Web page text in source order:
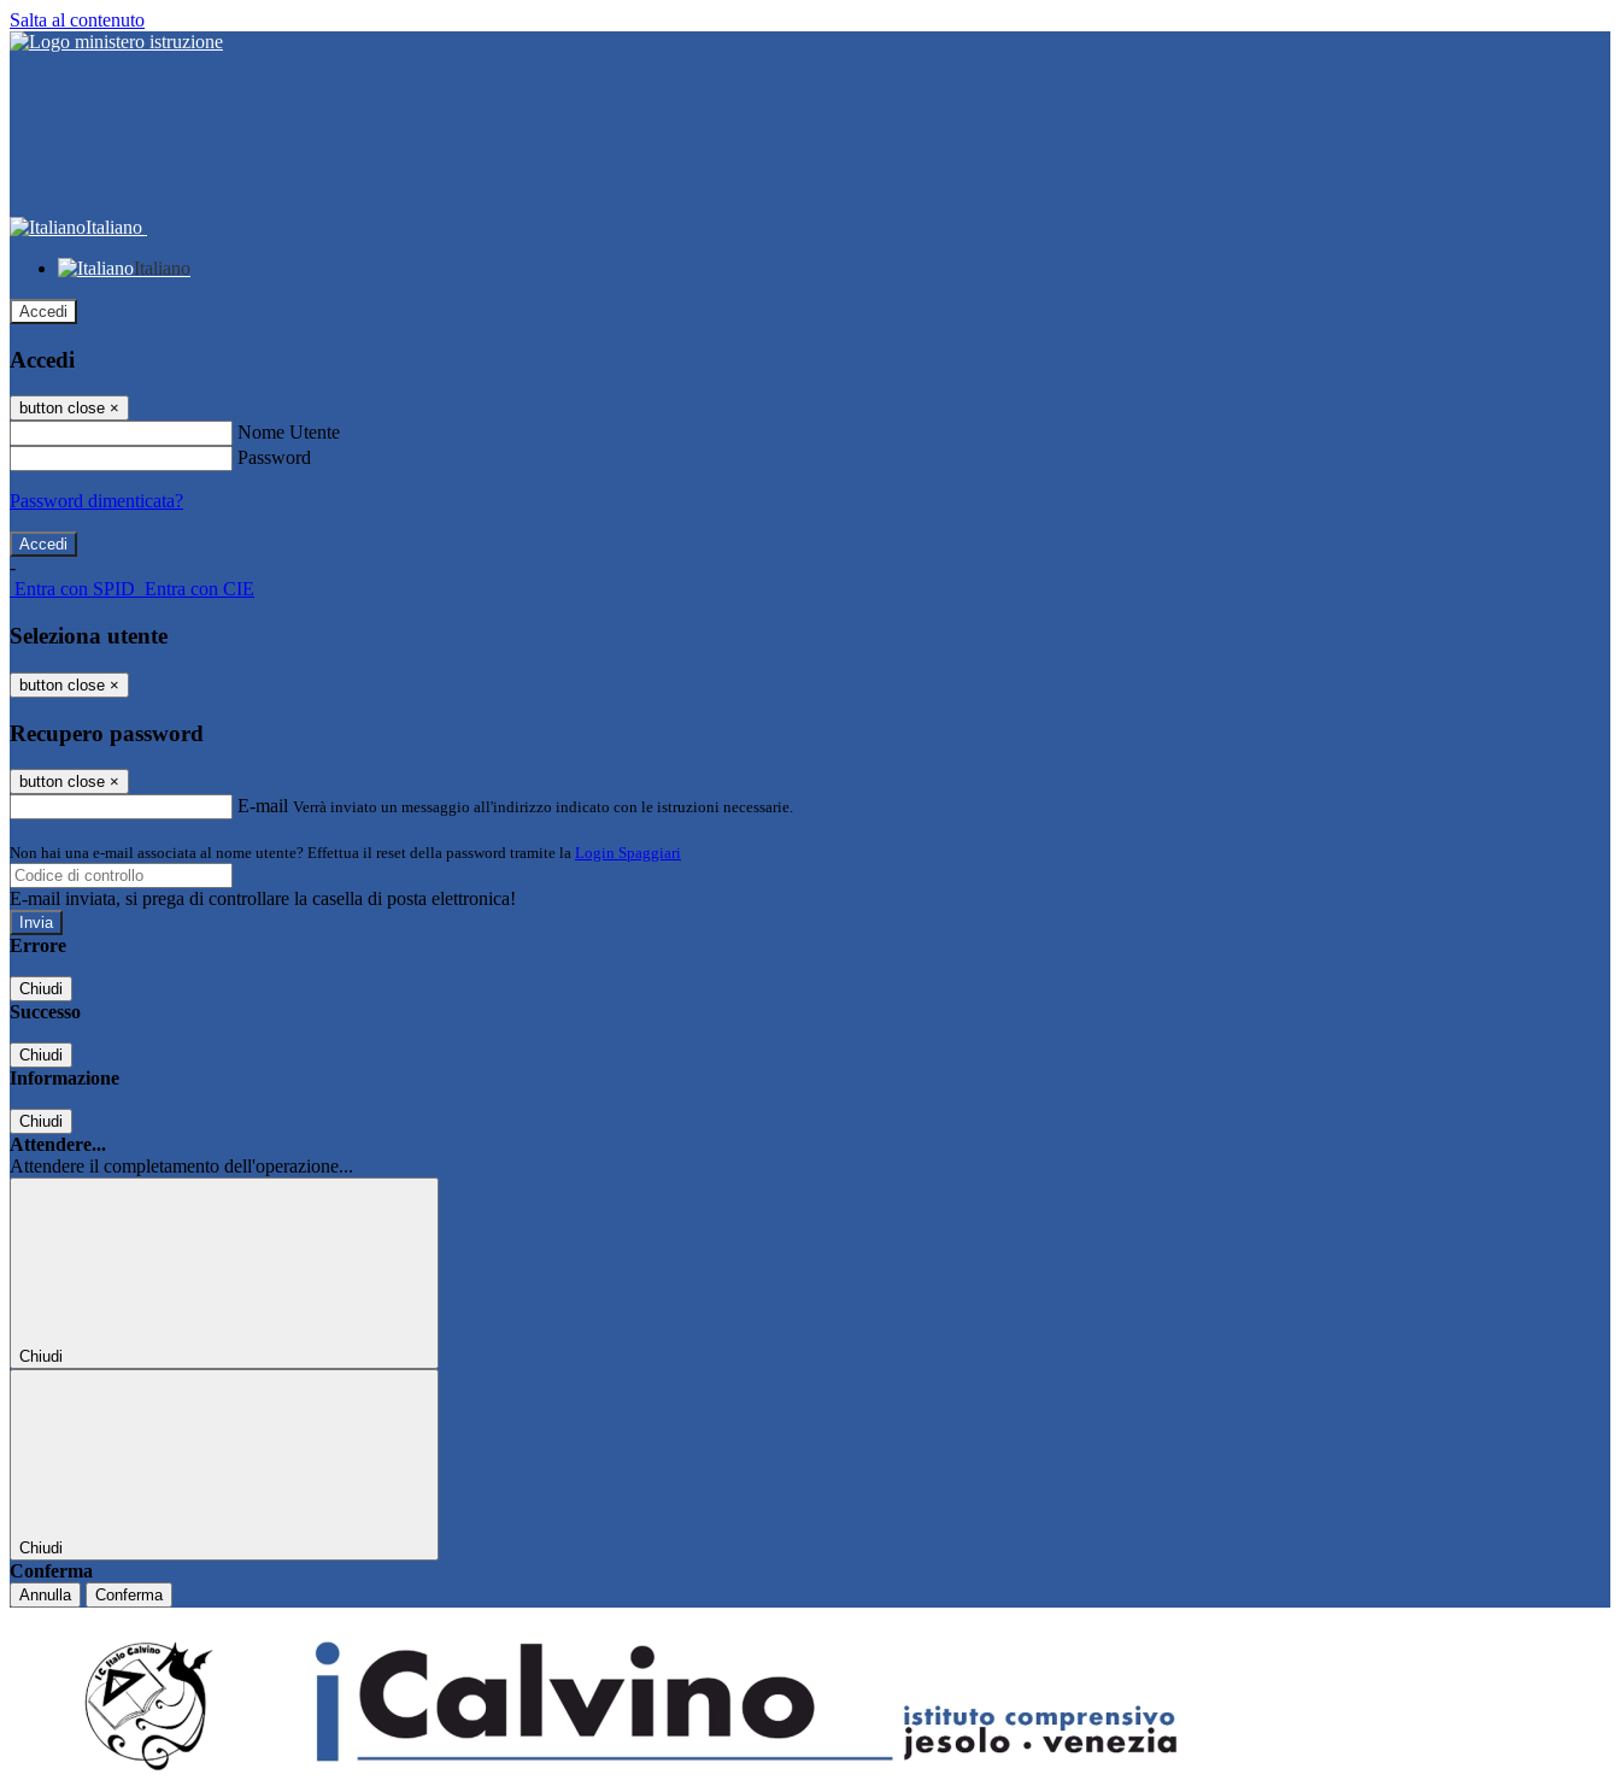
Salta al contenuto
Italiano
Italiano
Accedi
Accedi
button close ×
Nome Utente
Password
Password dimenticata?
-
Entra con SPID Entra con CIE
Seleziona utente
button close ×
Recupero password
button close ×
E-mail Verrà inviato un messaggio all'indirizzo indicato con le istruzioni necessarie.
Non hai una e-mail associata al nome utente? Effettua il reset della password tramite la Login Spaggiari
E-mail inviata, si prega di controllare la casella di posta elettronica!
Errore
Chiudi
Successo
Chiudi
Informazione
Chiudi
Attendere...
Attendere il completamento dell'operazione...
Chiudi
Chiudi
Conferma
Annulla Conferma